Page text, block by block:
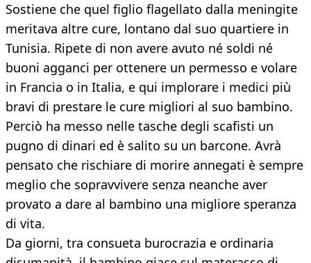
Sostiene che quel figlio flagellato dalla meningite
meritava altre cure, lontano dal suo quartiere in
Tunisia. Ripete di non avere avuto né soldi né
buoni agganci per ottenere un permesso e volare
in Francia o in Italia, e qui implorare i medici più
bravi di prestare le cure migliori al suo bambino.
Perciò ha messo nelle tasche degli scafisti un
pugno di dinari ed è salito su un barcone. Avrà
pensato che rischiare di morire annegati è sempre
meglio che sopravvivere senza neanche aver
provato a dare al bambino una migliore speranza
di vita.
Da giorni, tra consueta burocrazia e ordinaria